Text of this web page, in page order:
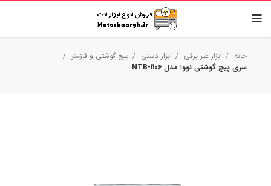
خانه ابزار غیر برقی ابزار دستی
پیچ گوشتی و فازمتر
سری پیچ گوشتی نووا مدل NTB-1106